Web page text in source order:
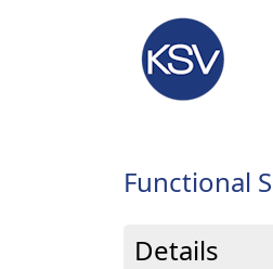
Functional
Details